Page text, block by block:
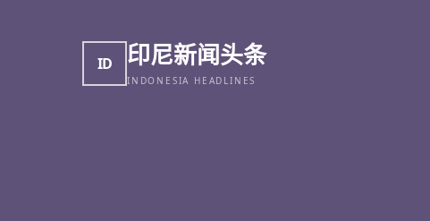
ID 印尼新闻头条
INDONESIA HEADLINES